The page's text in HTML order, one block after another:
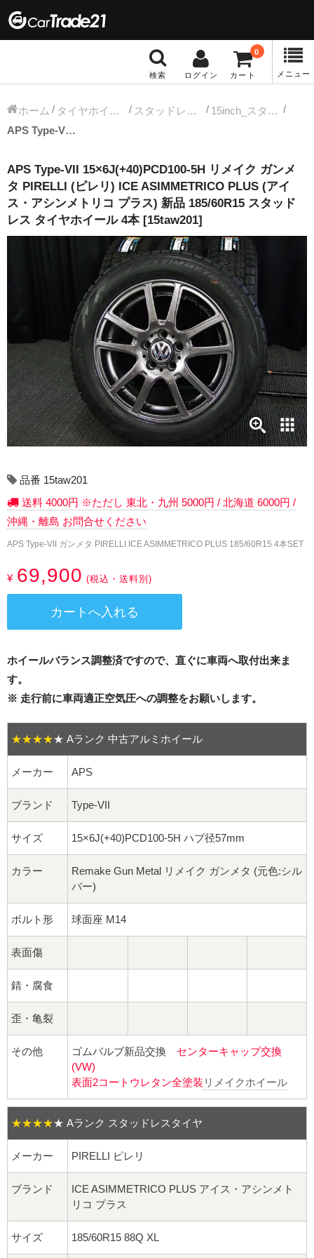
検索 ログイン カート
0
メニュー
冬タイヤホイール
13インチ：冬タイヤホイール
14インチ：冬タイヤホイール
15インチ：冬タイヤホイール
16インチ：冬タイヤホイール
17インチ：冬タイヤホイール
18インチ：冬タイヤホイール
19インチ：冬タイヤホイール
20インチ：冬タイヤホイール
13インチ：夏タイヤホイール
15インチ：夏タイヤホイール
16インチ：夏タイヤホイール
17インチ：夏タイヤホイール
18インチ：夏タイヤホイール
19インチ：夏タイヤホイール
20インチ：夏タイヤホイール
ホイールナット
平面座ナット
ロング平面ナット
ロング球面ナット
ショート球面ナット
貫通ナット
ロング袋ナット
ショート袋ナット
スチール鉄ホイール
持ち込み交換工賃
ホーム タイヤホイールセット スタッドレス中古タイヤホイール
15inch_スタッドレス中古タイヤホイール
APS Type-VII 15×6J(+40)PCD100-5H リメイク ガンメタ PIRELLI (ピレリ) ICE ASIMMETRICO PLUS (アイス・アシンメトリコ プラス) 新品 185/60R15 スタッドレス タイヤホイール 4本 [15taw201]
APS Type-VII 15×6J(+40)PCD100-5H リメイク ガンメ
タ PIRELLI (ピレリ) ICE ASIMMETRICO PLUS (アイ
ス・アシンメトリコ プラス) 新品 185/60R15 スタッド
レス タイヤホイール 4本 [15taw201]
品番 15taw201
送料 4000円 ※ただし 東北・九州 5000円 / 北海道 6000円 /
沖縄・離島 お問合せください
APS Type-VII ガンメタ PIRELLI ICE ASIMMETRICO PLUS 185/60R15 4本SET
¥ 69,900 (税込・送料別)
ホイールバランス調整済ですので、直ぐに車両へ取付出来ま
す。
※ 走行前に車両適正空気圧への調整をお願いします。
★★★★★ Aランク 中古アルミホイール
メーカー APS
ブランド Type-VII
サイズ 15×6J(+40)PCD100-5H ハブ径57mm
カラー
Remake Gun Metal リメイク ガンメタ (元色:シル
バー)
ボルト形 球面座 M14
表面傷
錆・腐食
歪・亀裂
その他 ゴムバルブ新品交換 センターキャップ交換
(VW)
表面2コートウレタン全塗装 リメイクホイール
★★★★★ Aランク スタッドレスタイヤ
メーカー PIRELLI ピレリ
ブランド
ICE ASIMMETRICO PLUS アイス・アシンメト
リコ プラス
サイズ 185/60R15 88Q XL